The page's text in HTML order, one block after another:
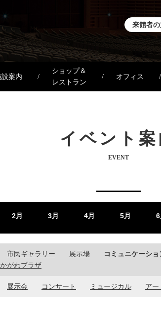
来館者
設案内
ショップ＆
レストラン
オフィス
イベント案
EVENT
2月 3月 4月 5月 6
市民ギャラリー 展示場 コミュニケーシ
かがわプラザ
展示会 コンサート ミュージカル アー